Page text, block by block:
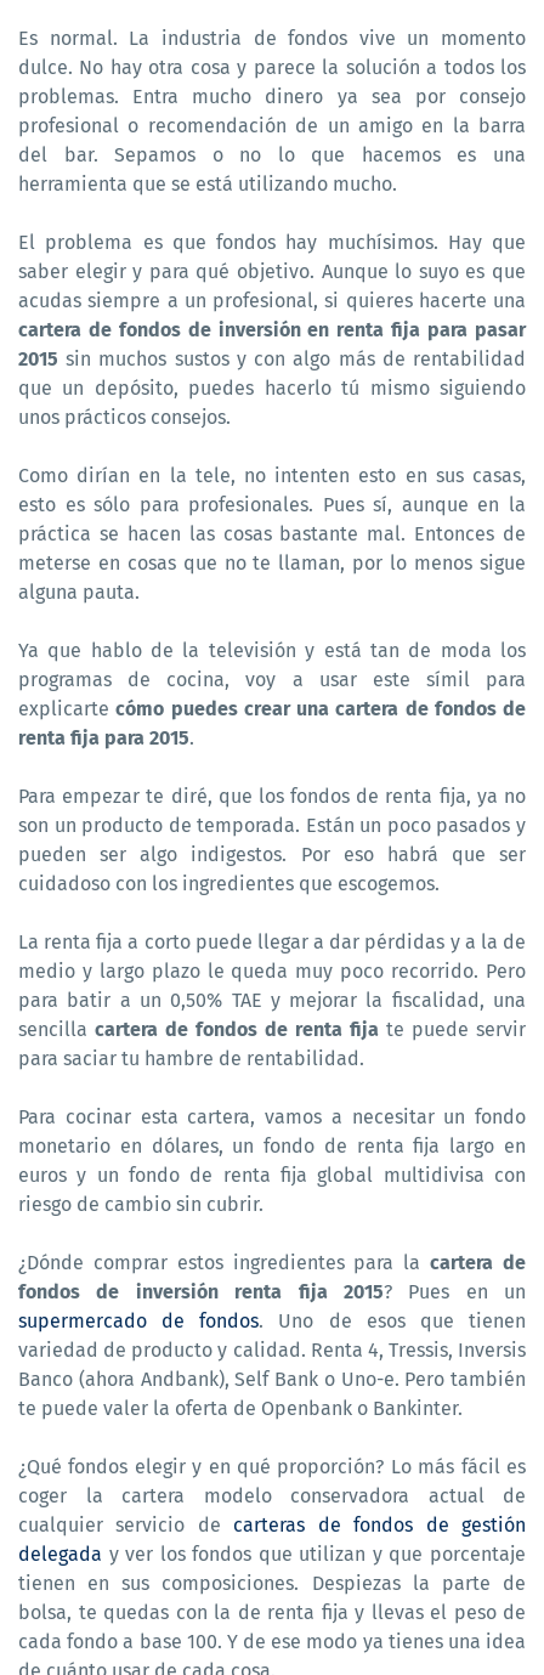
Es normal. La industria de fondos vive un momento
dulce. No hay otra cosa y parece la solución a todos los
problemas. Entra mucho dinero ya sea por consejo
profesional o recomendación de un amigo en la barra
del bar. Sepamos o no lo que hacemos es una
herramienta que se está utilizando mucho.
El problema es que fondos hay muchísimos. Hay que
saber elegir y para qué objetivo. Aunque lo suyo es que
acudas siempre a un profesional, si quieres hacerte una
cartera de fondos de inversión en renta fija para pasar
2015 sin muchos sustos y con algo más de rentabilidad
que un depósito, puedes hacerlo tú mismo siguiendo
unos prácticos consejos.
Como dirían en la tele, no intenten esto en sus casas,
esto es sólo para profesionales. Pues sí, aunque en la
práctica se hacen las cosas bastante mal. Entonces de
meterse en cosas que no te llaman, por lo menos sigue
alguna pauta.
Ya que hablo de la televisión y está tan de moda los
programas de cocina, voy a usar este símil para
explicartecómo puedes crear una cartera de fondos de
renta fija para 2015.
Para empezar te diré, que los fondos de renta fija, ya no
son un producto de temporada. Están un poco pasados y
pueden ser algo indigestos. Por eso habrá que ser
cuidadoso con los ingredientes que escogemos.
La renta fija a corto puede llegar a dar pérdidas y a la de
medio y largo plazo le queda muy poco recorrido. Pero
para batir a un 0,50% TAE y mejorar la fiscalidad, una
sencilla cartera de fondos de renta fija te puede servir
para saciar tu hambre de rentabilidad.
Para cocinar esta cartera, vamos a necesitar un fondo
monetario en dólares, un fondo de renta fija largo en
euros y un fondo de renta fija global multidivisa con
riesgo de cambio sin cubrir.
¿Dónde comprar estos ingredientes para lacartera de
fondos de inversión renta fija 2015? Pues en un
supermercado de fondos. Uno de esos que tienen
variedad de producto y calidad. Renta 4, Tressis, Inversis
Banco (ahora Andbank), Self Bank o Uno-e. Pero también
te puede valer la oferta de Openbank o Bankinter.
¿Qué fondos elegir y en qué proporción? Lo más fácil es
coger la cartera modelo conservadora actual de
cualquier servicio de carteras de fondos de gestión
delegada y ver los fondos que utilizan y que porcentaje
tienen en sus composiciones. Despiezas la parte de
bolsa, te quedas con la de renta fija y llevas el peso de
cada fondo a base 100. Y de ese modo ya tienes una idea